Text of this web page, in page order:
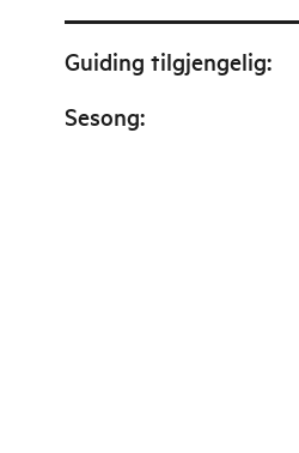
Guiding tilgjengelig:
Sesong: